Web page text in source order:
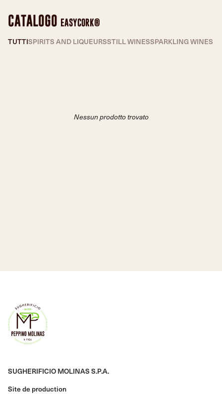
CATALOGO EASYCORK®
TUTTISPIRITS AND LIQUEURSSTILL WINESSPARKLING WINES
Nessun prodotto trovato
SUGHERIFICIO MOLINAS S.P.A.
Site de production